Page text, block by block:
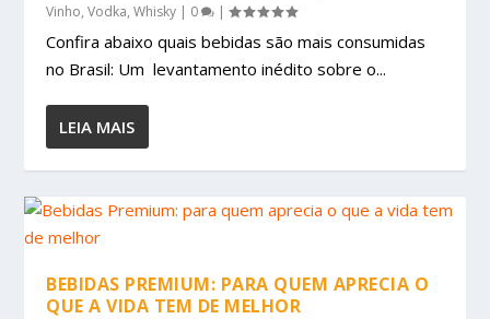
Vinho,Vodka,Whisky | 0 |
Confira abaixo quais bebidas são mais consumidas
no Brasil: Um levantamento inédito sobre o...
LEIA MAIS
BEBIDAS PREMIUM: PARA QUEM APRECIA O
QUE A VIDA TEM DE MELHOR